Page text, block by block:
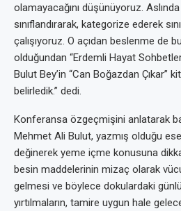
olamayacağını düşünüyoruz.
sınıflandırarak, kategorize ederek
çalışıyoruz. O açıdan beslenme de
olduğundan “Erdemli Hayat
Bulut Bey’in “Can Boğazdan Çıkar”
belirledik.” dedi.
Konferansa özgeçmişini anlatarak
Mehmet Ali Bulut, yazmış olduğu
değinerek yeme içme konusuna
besin maddelerinin mizaç olarak
gelmesi ve böylece dokulardaki
yırtılmaların, tamire uygun hale